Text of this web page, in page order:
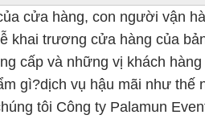
cửa hàng, con người vận
khai trương cửa hàng của
cấp và những vị khách
gì?dịch vụ hậu mãi như thế
tôi Công ty Palamun